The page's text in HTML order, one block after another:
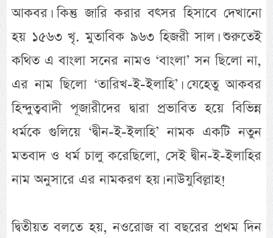
আকবর। কিন্তু জারি করার বৎসর হিসাবে দেখানো
হয় ১৫৬৩ খৃ. মুতাবিক ৯৬৩ হিজরী সাল। শুরুতেই
কথিত এ বাংলা সনের নামও ‘বাংলা’ সন ছিলো না,
এর নাম ছিলো ‘তারিখ-ই-ইলাহি’। যেহেতু আকবর
হিন্দুত্ববাদী পূজারীদের দ্বারা প্রভাবিত হয়ে বিভিন্ন
ধর্মকে গুলিয়ে ‘দ্বীন-ই-ইলাহি’ নামক একটি নতুন
মতবাদ ও ধর্ম চালু করেছিলো, সেই দ্বীন-ই-ইলাহির
নাম অনুসারে এর নামকরণ হয়। নাউযুবিল্লাহ!
দ্বিতীয়ত বলতে হয়, নওরোজ বা বছরের প্রথম দিন